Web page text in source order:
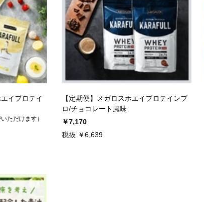
イプロテイ
ただけます）
【定期便】メガロスホエイプロテインプ
ロ/チョコレート風味
￥7,170
税抜 ￥6,639